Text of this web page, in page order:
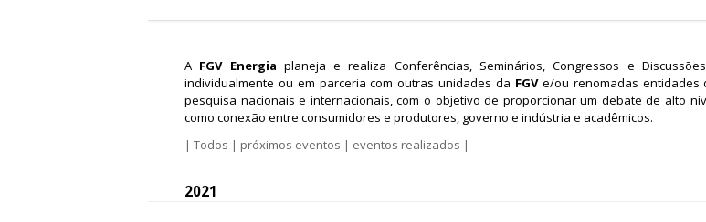
i
A FGV Energia planeja e realiza Conferências, Seminários, Congressos e
individualmente ou em parceria com outras unidades da FGVe/ou renomadas entidades
pesquisa nacionais e internacionais, com o objetivo de proporcionar um debate de alto
como conexão entre consumidores e produtores, governo e indústria e acadêmicos.
| Todos | próximos eventos | eventos realizados |
2021